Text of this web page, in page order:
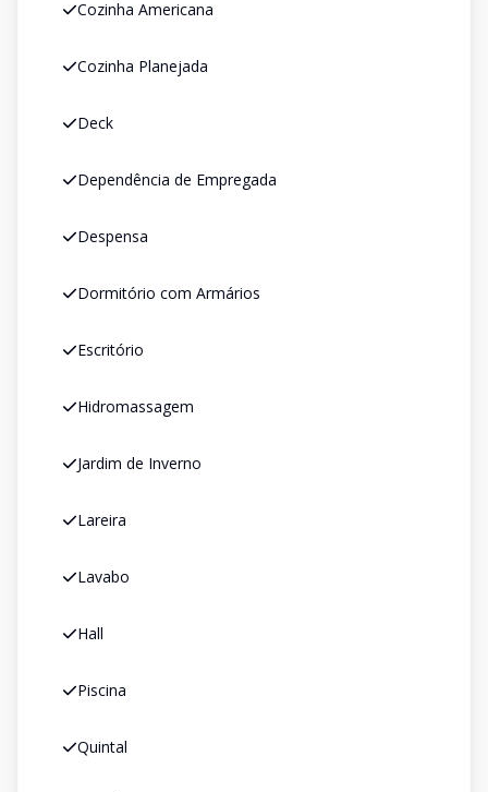
Cozinha Americana
Cozinha Planejada
Deck
Dependência de Empregada
Despensa
Dormitório com Armários
Escritório
Hidromassagem
Jardim de Inverno
Lareira
Lavabo
Hall
Piscina
Quintal